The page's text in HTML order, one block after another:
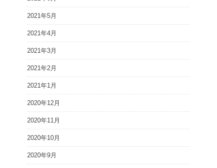
2021年5月
2021年4月
2021年3月
2021年2月
2021年1月
2020年12月
2020年11月
2020年10月
2020年9月